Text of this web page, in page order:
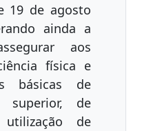
19 de agosto
ainda a
aos
física e
básicas de
superior, de
de